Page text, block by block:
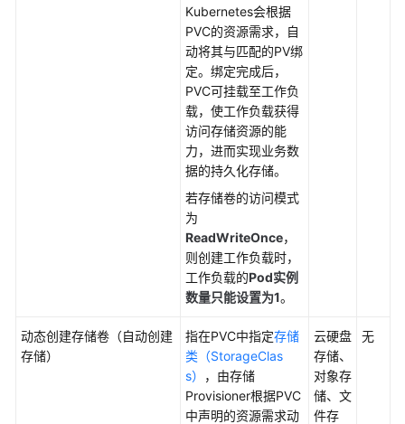
空
Kubernetes会根据
PVC的资源需求，自
动将其与匹配的PV绑
定。绑定完成后，
PVC可挂载至工作负
载，使工作负载获得
访问存储资源的能
力，进而实现业务数
据的持久化存储。
若存储卷的访问模式
为
ReadWriteOnce，
则创建工作负载时，
工作负载的Pod实例
数量只能设置为1。
动态创建存储卷 （自动创建
存储）
指在PVC中指定存储
类（StorageClas
s）
，由存储
Provisioner根据PVC
中声明的资源需求动
云硬盘
存储、
对象存
储、文
件存
无